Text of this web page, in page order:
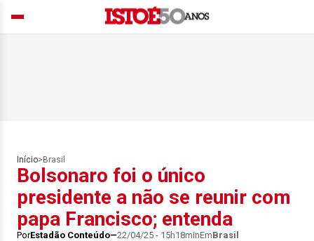
Início> Brasil
Bolsonaro foi o único
presidente a não se reunir com
papa Francisco; entenda
PorEstadão Conteúdo 22/04/25 - 15h18minEmBrasil